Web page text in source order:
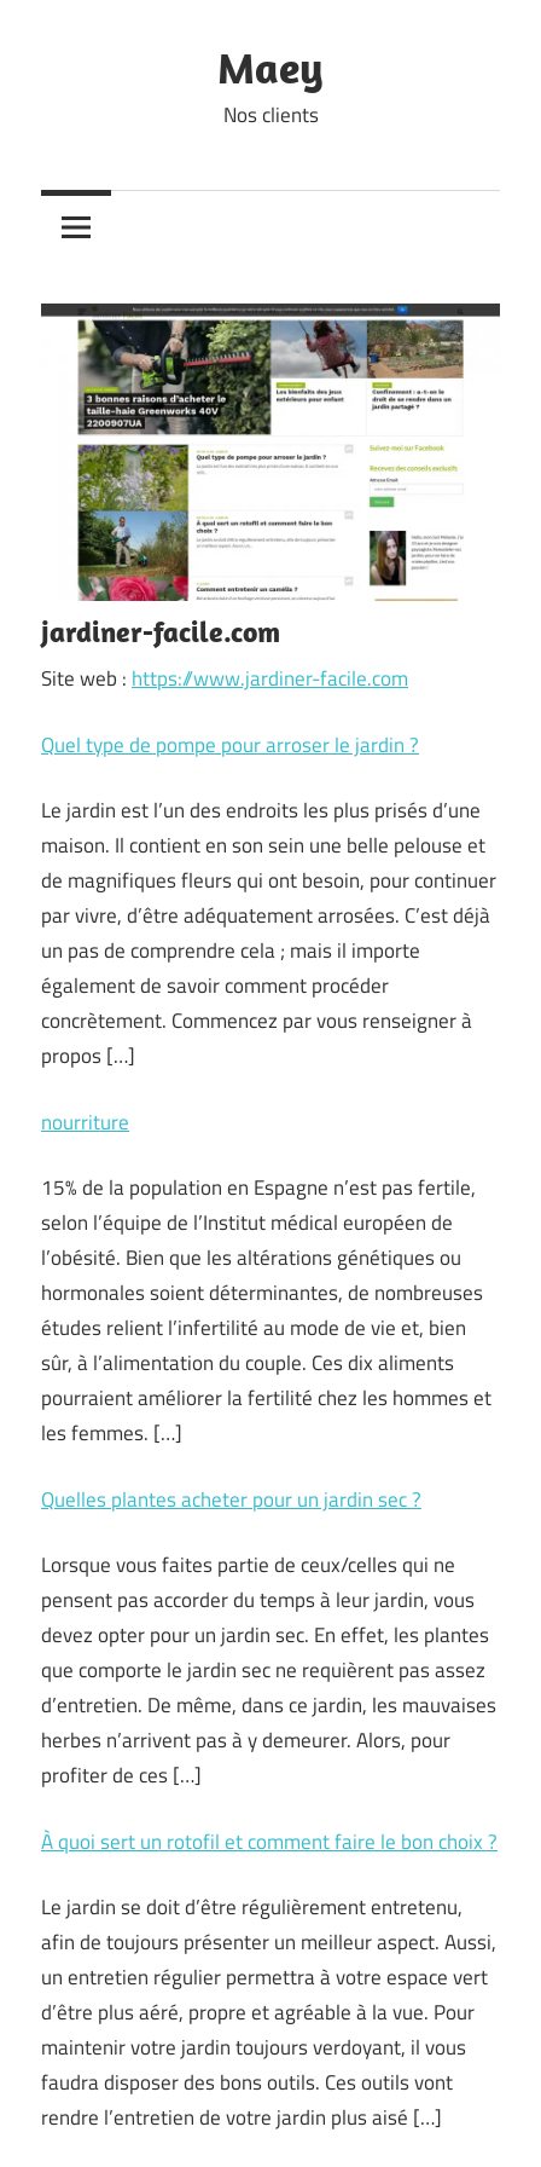
Maey
Nos clients
jardiner-facile.com
Site web : https://www.jardiner-facile.com
Quel type de pompe pour arroser le jardin ?
Le jardin est l’un des endroits les plus prisés d’une
maison. Il contient en son sein une belle pelouse et
de magnifiques fleurs qui ont besoin, pour continuer
par vivre, d’être adéquatement arrosées. C’est déjà
un pas de comprendre cela ; mais il importe
également de savoir comment procéder
concrètement. Commencez par vous renseigner à
propos […]
nourriture
15% de la population en Espagne n’est pas fertile,
selon l’équipe de l’Institut médical européen de
l’obésité. Bien que les altérations génétiques ou
hormonales soient déterminantes, de nombreuses
études relient l’infertilité au mode de vie et, bien
sûr, à l’alimentation du couple. Ces dix aliments
pourraient améliorer la fertilité chez les hommes et
les femmes. […]
Quelles plantes acheter pour un jardin sec ?
Lorsque vous faites partie de ceux/celles qui ne
pensent pas accorder du temps à leur jardin, vous
devez opter pour un jardin sec. En effet, les plantes
que comporte le jardin sec ne requièrent pas assez
d’entretien. De même, dans ce jardin, les mauvaises
herbes n’arrivent pas à y demeurer. Alors, pour
profiter de ces […]
À quoi sert un rotofil et comment faire le bon choix ?
Le jardin se doit d’être régulièrement entretenu,
afin de toujours présenter un meilleur aspect. Aussi,
un entretien régulier permettra à votre espace vert
d’être plus aéré, propre et agréable à la vue. Pour
maintenir votre jardin toujours verdoyant, il vous
faudra disposer des bons outils. Ces outils vont
rendre l’entretien de votre jardin plus aisé […]